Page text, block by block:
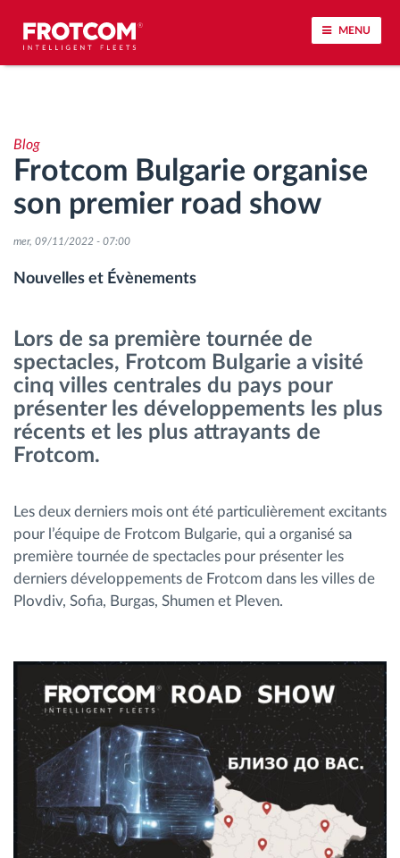
MENU
Analyse du comportement de conduite
Contrôle des temps de conduite
Gestion de la main-d’œuvre
Contrôle d'accès
Gestion de carburant
Identification automatique du conducteur
Découvrez toutes les caractéristiques
Comment nous résolvons chaques besoins
d'activité de flotte
Calculatrice d’économies
Blog
Frotcom Bulgarie organise
son premier road show
mer, 09/11/2022 - 07:00
Nouvelles et Évènements
Lors de sa première tournée de
spectacles, Frotcom Bulgarie a visité
cinq villes centrales du pays pour
présenter les développements les plus
récents et les plus attrayants de
Frotcom.
Les deux derniers mois ont été particulièrement excitants
pour l’équipe de Frotcom Bulgarie, qui a organisé sa
première tournée de spectacles pour présenter les
derniers développements de Frotcom dans les villes de
Plovdiv, Sofia, Burgas, Shumen et Pleven.